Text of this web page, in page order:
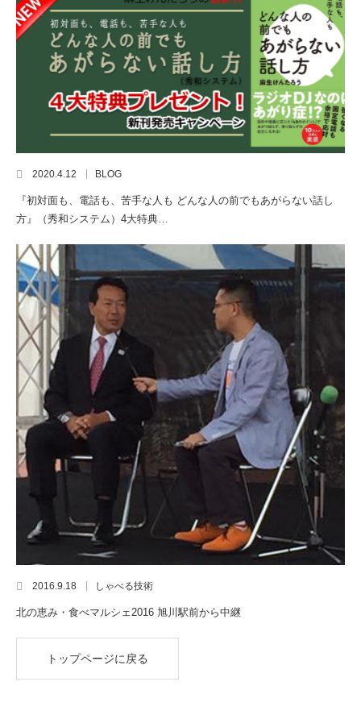
2020.4.12 BLOG
『初対面も、電話も、苦手な人も どんな人の前でもあがらない話し
方』（秀和システム）4大特典…
2016.9.18 しゃべる技術
北の恵み・食べマルシェ2016 旭川駅前から中継
トップページに戻る